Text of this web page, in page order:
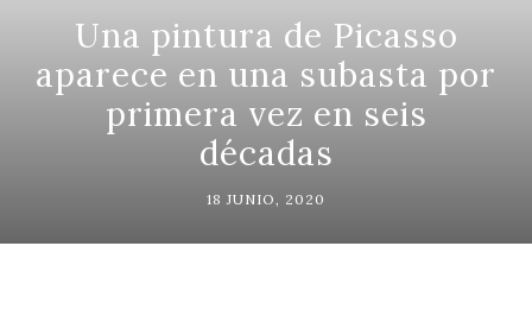
Una pintura de Picasso
aparece en una subasta por
primera vez en seis
décadas
18 JUNIO, 2020